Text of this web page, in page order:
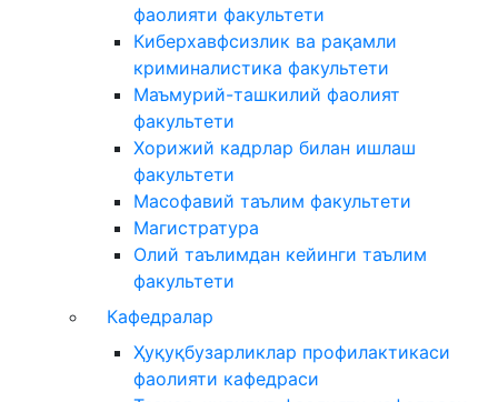
фаолияти факультети
Киберхавфсизлик ва рақамли
криминалистика факультети
Маъмурий-ташкилий фаолият
факультети
Хорижий кадрлар билан ишлаш
факультети
Масофавий таълим факультети
Магистратура
Олий таълимдан кейинги таълим
факультети
Кафедралар
Ҳуқуқбузарликлар профилактикаси
фаолияти кафедраси